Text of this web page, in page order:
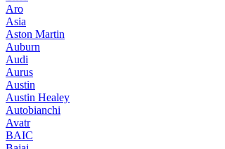
Aro
Asia
Aston Martin
Auburn
Audi
Aurus
Austin
Austin Healey
Autobianchi
Avatr
BAIC